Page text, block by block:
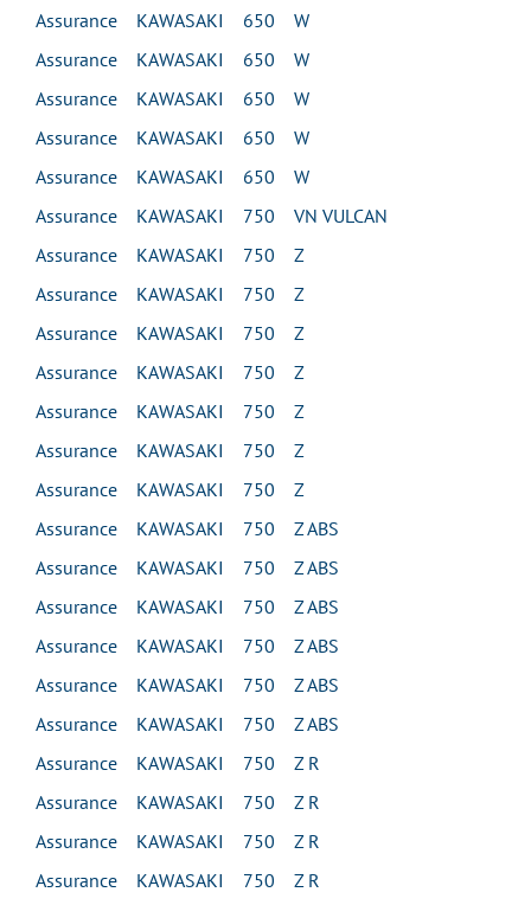
Assurance KAWASAKI 650 W
Assurance KAWASAKI 650 W
Assurance KAWASAKI 650 W
Assurance KAWASAKI 650 W
Assurance KAWASAKI 650 W
Assurance KAWASAKI 750 VN VULCAN
Assurance KAWASAKI 750 Z
Assurance KAWASAKI 750 Z
Assurance KAWASAKI 750 Z
Assurance KAWASAKI 750 Z
Assurance KAWASAKI 750 Z
Assurance KAWASAKI 750 Z
Assurance KAWASAKI 750 Z
Assurance KAWASAKI 750 Z ABS
Assurance KAWASAKI 750 Z ABS
Assurance KAWASAKI 750 Z ABS
Assurance KAWASAKI 750 Z ABS
Assurance KAWASAKI 750 Z ABS
Assurance KAWASAKI 750 Z ABS
Assurance KAWASAKI 750 Z R
Assurance KAWASAKI 750 Z R
Assurance KAWASAKI 750 Z R
Assurance KAWASAKI 750 Z R